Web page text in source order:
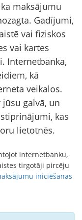
maksājumu
Gadījumi,
vai fiziskos
vai kartes
Internetbanka,
kā
veikalos.
galvā, un
kas
lietotnēs.
internetbanku,
tirgotāji pircēju
iniciēšanas